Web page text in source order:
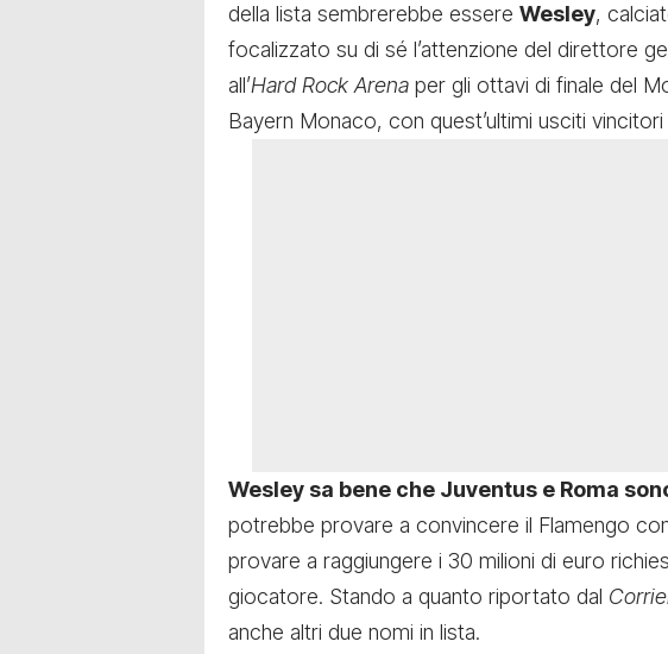
della lista sembrerebbe essere Wesley,
focalizzato su di sé l’attenzione del direttore
all’Hard Rock Arena per gli ottavi di finale del
Bayern Monaco, con quest’ultimi usciti
Wesley sa bene che Juventus e Roma
potrebbe provare a convincere il Flamengo
provare a raggiungere i 30 milioni di euro
giocatore. Stando a quanto riportato dal
anche altri due nomi in lista.